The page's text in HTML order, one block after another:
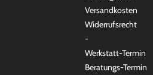
Versandkosten
Widerrufsrecht
-
Werkstatt-Termin
Beratungs-Termin